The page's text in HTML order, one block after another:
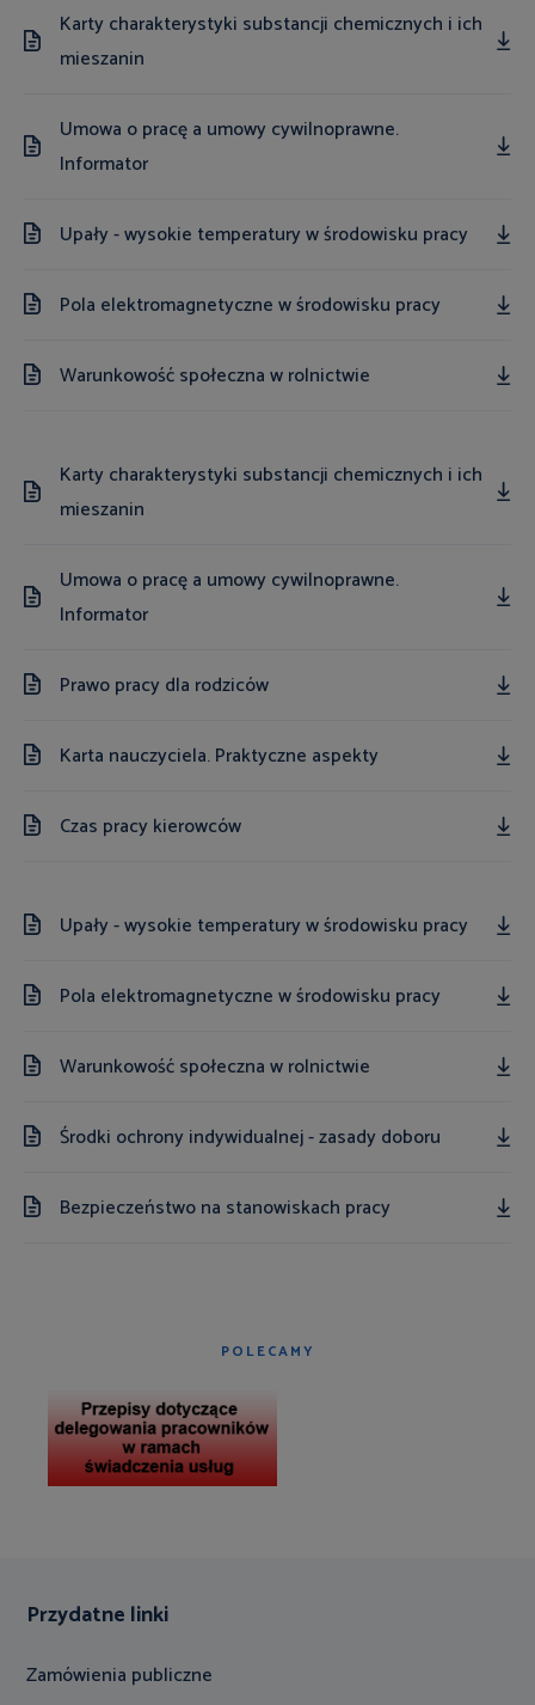
Karty charakterystyki substancji chemicznych i ich
mieszanin
Umowa o pracę a umowy cywilnoprawne.
Informator
Upały - wysokie temperatury w środowisku pracy
Pola elektromagnetyczne w środowisku pracy
Warunkowość społeczna w rolnictwie
Karty charakterystyki substancji chemicznych i ich
mieszanin
Umowa o pracę a umowy cywilnoprawne.
Informator
Prawo pracy dla rodziców
Karta nauczyciela. Praktyczne aspekty
Czas pracy kierowców
Upały - wysokie temperatury w środowisku pracy
Pola elektromagnetyczne w środowisku pracy
Warunkowość społeczna w rolnictwie
Środki ochrony indywidualnej - zasady doboru
Bezpieczeństwo na stanowiskach pracy
POLECAMY
Przydatne linki
Zamówienia publiczne